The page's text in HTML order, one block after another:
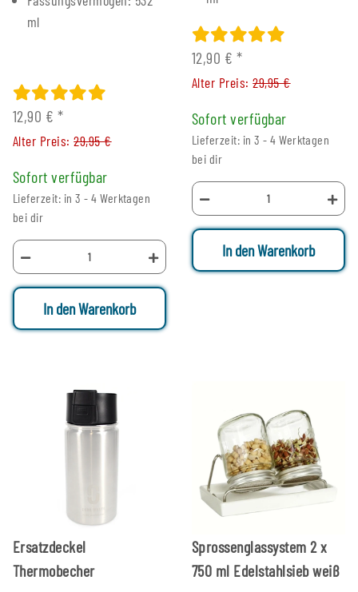
ml
12,90 € *
Alter Preis:29,95 €
Sofort verfügbar
Lieferzeit: in 3 - 4 Werktagen
bei dir
In den Warenkorb
12,90 € *
Alter Preis:29,95 €
Sofort verfügbar
Lieferzeit: in 3 - 4 Werktagen
bei dir
In den Warenkorb
Ersatzdeckel
Thermobecher
Sprossenglassystem 2 x
750 ml Edelstahlsieb weiß